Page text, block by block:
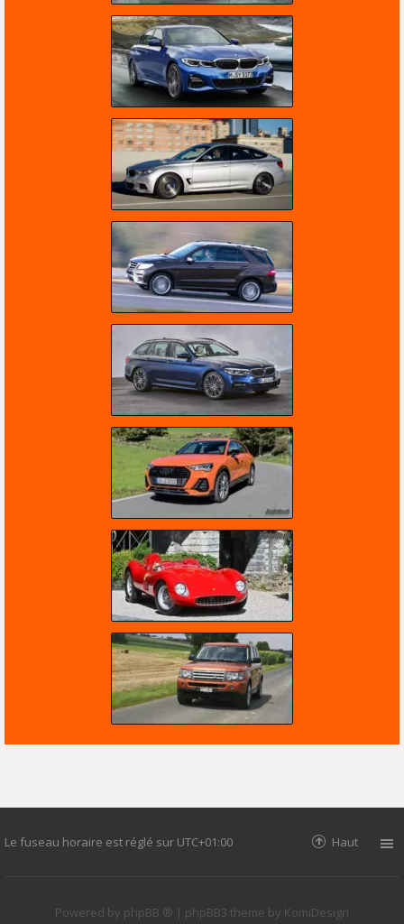
Le fuseau horaire est réglé sur UTC+01:00 Haut
Powered by phpBB ® | phpBB3 theme by KomiDesign